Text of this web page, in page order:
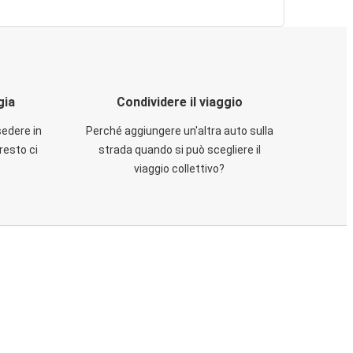
in
ci
Condividere il viaggio
Perché aggiungere un'altra auto sulla
strada quando si può scegliere il
viaggio collettivo?